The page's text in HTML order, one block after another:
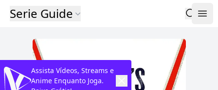
Serie Guide
Assista Vídeos, Streams e
Anime Enquanto Joga.